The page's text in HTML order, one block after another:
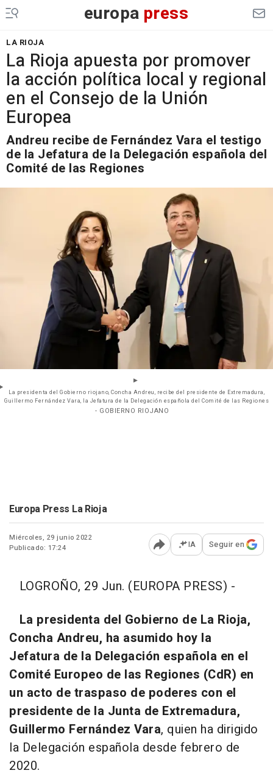
europa press
LA RIOJA
La Rioja apuesta por promover
la acción política local y regional
en el Consejo de la Unión
Europea
Andreu recibe de Fernández Vara el testigo
de la Jefatura de la Delegación española del
Comité de las Regiones
La presidenta del Gobierno riojano, Concha Andreu, recibe del presidente de Extremadura,
Guillermo Fernández Vara, la Jefatura de la Delegación española del Comité de las Regiones
- GOBIERNO RIOJANO
Europa Press La Rioja
Miércoles, 29 junio 2022
Publicado: 17:24
Abrir opciones para
IA Seguir en
LOGROÑO, 29 Jun. (EUROPA PRESS) -
La presidenta del Gobierno de La Rioja,
Concha Andreu, ha asumido hoy la
Jefatura de la Delegación española en el
Comité Europeo de las Regiones (CdR) en
un acto de traspaso de poderes con el
presidente de la Junta de Extremadura,
Guillermo Fernández Vara, quien ha dirigido
la Delegación española desde febrero de
2020.